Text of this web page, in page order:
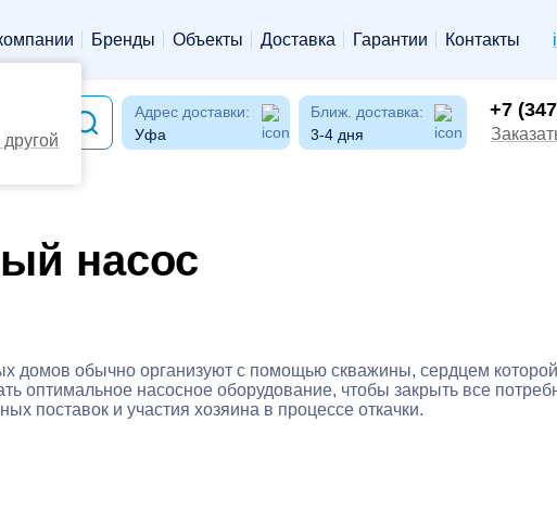
Бренды Объекты Доставка Гарантии Контакты
Адрес доставки:
Уфа
Ближ. доставка:
3-4 дня
+7
насос
домов обычно организуют с помощью скважины, сердцем которой
оптимальное насосное оборудование, чтобы закрыть все
поставок и участия хозяина в процессе откачки.